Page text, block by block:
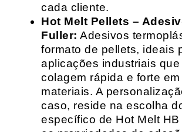
cada cliente.
Hot Melt Pellets –
Fuller: Adesivos
formato de pellets, ideais
aplicações industriais que
colagem rápida e forte
materiais. A
caso, reside na escolha
específico de Hot Melt